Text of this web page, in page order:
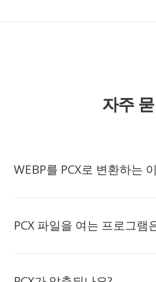
자주
WEBP를 PCX로 변환하는
PCX 파일을 여는 프로그램